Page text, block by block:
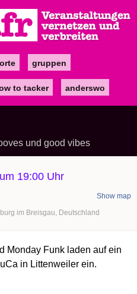
orte gruppen
to tacker anderswo
und good vibes
19:00 Uhr
im Breisgau Deutschland
Show map
Monday Funk laden auf ein
in Littenweiler ein.